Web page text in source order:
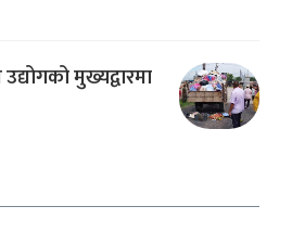
मुख्यद्वारमा